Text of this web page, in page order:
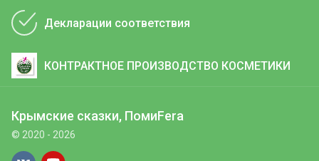
Декларации соответствия
КОНТРАКТНОЕ ПРОИЗВОДСТВО КОСМЕТИКИ
Крымские сказки, ПомиFera
© 2020 - 2026